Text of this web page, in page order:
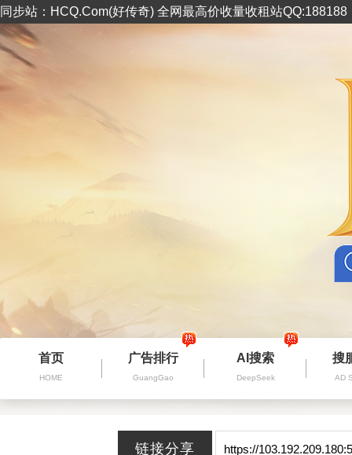
同步站：HCQ.Com(好传奇) 全网最高价收量收租站
首页
HOME
广告排行
GuangGao
AI搜索
DeepSeek
搜
AD